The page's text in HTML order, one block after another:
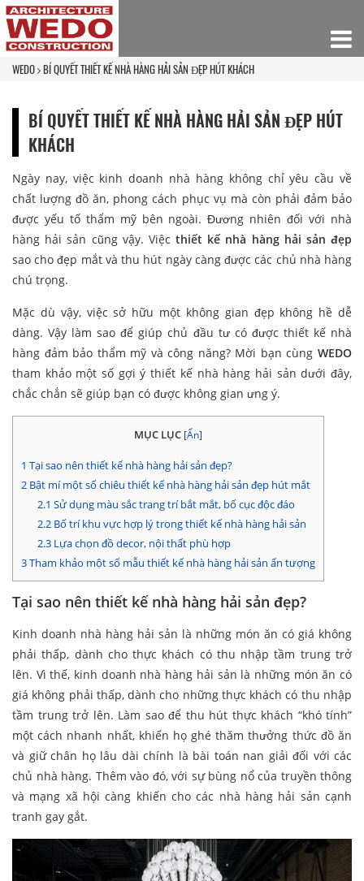
WEDO BÍ QUYẾT THIẾT KẾ NHÀ HÀNG HẢI SẢN ĐẸP HÚT KHÁCH
BÍ QUYẾT THIẾT KẾ NHÀ HÀNG HẢI SẢN ĐẸP HÚT
KHÁCH
Ngày nay, việc kinh doanh nhà hàng không chỉ yêu cầu về
chất lượng đồ ăn, phong cách phục vụ mà còn phải đảm bảo
được yếu tố thẩm mỹ bên ngoài. Đương nhiên đối với nhà
hàng hải sản cũng vậy. Việc thiết kế nhà hàng hải sản đẹp
sao cho đẹp mắt và thu hút ngày càng được các chủ nhà hàng
chú trọng.
Mặc dù vậy, việc sở hữu một không gian đẹp không hề dễ
dàng. Vậy làm sao để giúp chủ đầu tư có được thiết kế nhà
hàng đảm bảo thẩm mỹ và công năng? Mời bạn cùng WEDO
tham khảo một số gợi ý thiết kế nhà hàng hải sản dưới đây,
chắc chắn sẽ giúp bạn có được không gian ưng ý.
MỤC LỤC [Ẩn]
1 Tại sao nên thiết kế nhà hàng hải sản đẹp?
2 Bật mí một số chiêu thiết kế nhà hàng hải sản đẹp hút mắt
2.1 Sử dụng màu sắc trang trí bắt mắt, bố cục độc đáo
2.2Bố trí khu vực hợp lý trong thiết kế nhà hàng hải sản
2.3Lựa chọn đồ decor, nội thất phù hợp
3Tham khảo một số mẫu thiết kế nhà hàng hải sản ấn tượng
Tại sao nên thiết kế nhà hàng hải sản đẹp?
Kinh doanh nhà hàng hải sản là những món ăn có giá không
phải thấp, dành cho thực khách có thu nhập tầm trung trở
lên. Vì thế, kinh doanh nhà hàng hải sản là những món ăn có
giá không phải thấp, dành cho những thực khách có thu nhập
tầm trung trở lên. Làm sao để thu hút thực khách “khó tính”
một cách nhanh nhất, khiến họ ghé thăm thưởng thức đồ ăn
và giữ chân họ lâu dài chính là bài toán nan giải đối với các
chủ nhà hàng. Thêm vào đó, với sự bùng nổ của truyền thông
và mạng xã hội càng khiến cho các nhà hàng hải sản cạnh
tranh gay gắt.